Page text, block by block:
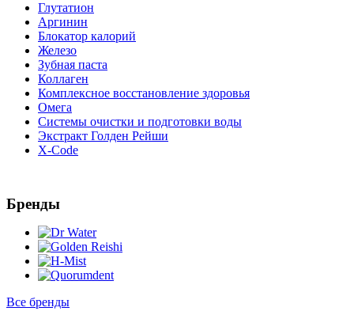
Глутатион
Аргинин
Блокатор калорий
Железо
Зубная паста
Коллаген
Комплексное восстановление здоровья
Омега
Системы очистки и подготовки воды
Экстракт Голден Рейши
X-Code
Бренды
Все бренды